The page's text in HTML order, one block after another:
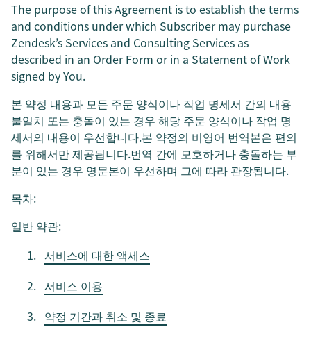
The purpose of this Agreement is to establish the terms
and conditions under which Subscriber may purchase
Zendesk’s Services and Consulting Services as
described in an Order Form or in a Statement of Work
signed by You.
본 약정 내용과 모든 주문 양식이나 작업 명세서 간의 내용
불일치 또는 충돌이 있는 경우 해당 주문 양식이나 작업 명
세서의 내용이 우선합니다.본 약정의 비영어 번역본은 편의
를 위해서만 제공됩니다.번역 간에 모호하거나 충돌하는 부
분이 있는 경우 영문본이 우선하며 그에 따라 관장됩니다.
목차:
일반 약관:
서비스에 대한 액세스
서비스 이용
약정 기간과 취소 및 종료